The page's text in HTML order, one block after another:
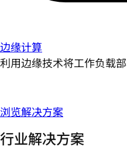
边缘计算
利用边缘技术将工作负载
浏览解决方案
行业解决方案